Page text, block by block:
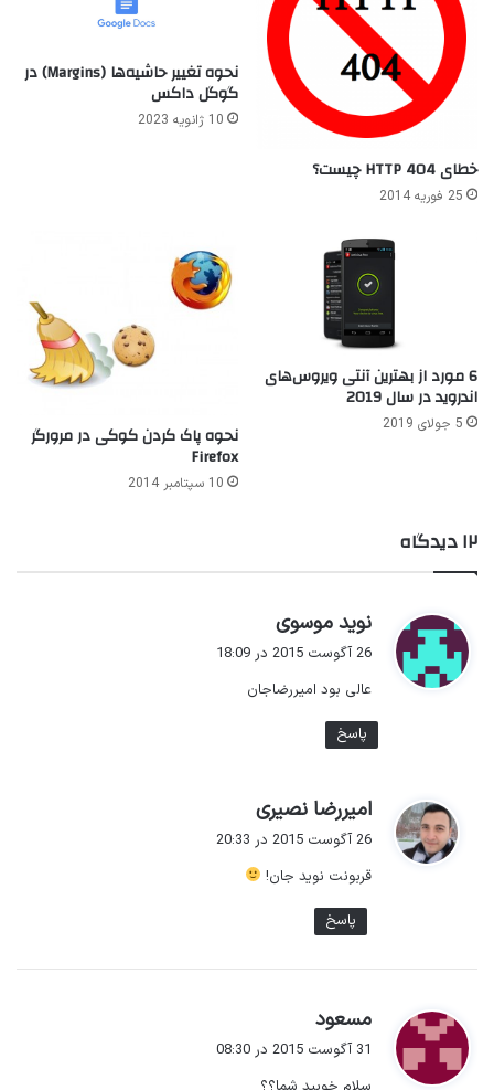
خطای HTTP 404 چیست؟
25 فوریه 2014
نحوه تغییر حاشیه‌ها (Margins)‌ در
گوگل داکس
10 ژانویه 2023
6 مورد از بهترین آنتی ویروس‌های
اندروید در سال 2019
5 جولای 2019 نحوه پاک کردن کوکی در مرورگر
Firefox
10 سپتامبر 2014
۱۲ دیدگاه
نوید موسوی
ف
:
26 آگوست 2015 در 18:09
عالی بود امیررضاجان
پاسخ
امیررضا نصیری
:
26 آگوست 2015 در 20:33
قربونت نوید جان!
پاسخ
مسعود
31 آگوست 2015 در 08:30